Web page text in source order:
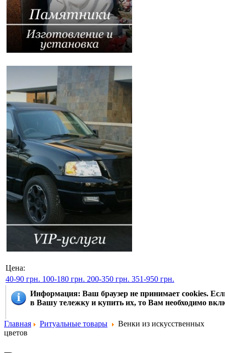
Цена:
40-90 грн. 100-180 грн. 200-350 грн. 351-950 грн.
Информация: Ваш браузер не принимает cookies.
в Вашу тележку и купить их, то Вам необходимо
Главная Ритуальные товары
Венки из искусственных
цветов